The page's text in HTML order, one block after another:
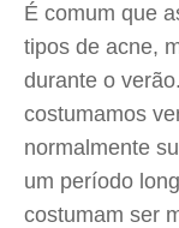
É comum que
tipos de acne,
durante o
costumamos
normalmente
um período
costumam ser